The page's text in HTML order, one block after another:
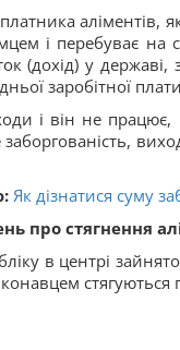
і перебуває на
(дохід) у
заробітної
і він не працює,
Як дізнатися суму
про стягнення
в центрі
стягуються